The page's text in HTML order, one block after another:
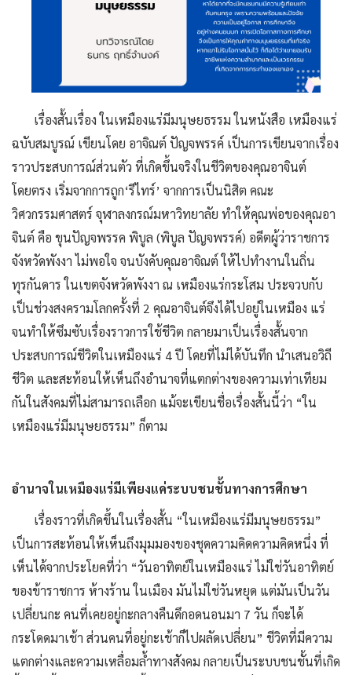
เรื่องสั้นเรื่อง ในเหมืองแร่มีมนุษยธรรม ในหนังสือ เหมืองแร่
ฉบับสมบูรณ์ เขียนโดย อาจิณต์ ปัญจพรรค์ เป็นการเขียนจากเรื่อง
ราวประสบการณ์ส่วนตัว ที่เกิดขึ้นจริงในชีวิตของคุณอาจินต์
โดยตรง เริ่มจากการถูก‘รีไทร์’ จากการเป็นนิสิต คณะ
วิศวกรรมศาสตร์ จุฬาลงกรณ์มหาวิทยาลัย ทำให้คุณพ่อของคุณอา
จินต์ คือ ขุนปัญจพรรค พิบูล (พิบูล ปัญจพรรค์) อดีตผู้ว่าราชการ
จังหวัดพังงา ไม่พอใจ จนบังคับคุณอาจิณต์ ให้ไปทำงานในถิ่น
ทุรกันดาร ในเขตจังหวัดพังงา ณ เหมืองแร่กระโสม ประจวบกับ
เป็นช่วงสงครามโลกครั้งที่ 2 คุณอาจินต์จึงได้ไปอยู่ในเหมือง แร่
จนทำให้ซึมซับเรื่องราวการใช้ชีวิต กลายมาเป็นเรื่องสั้นจาก
ประสบการณ์ชีวิตในเหมืองแร่ 4 ปี โดยที่ไม่ได้บันทึก นำเสนอวิถี
ชีวิต และสะท้อนให้เห็นถึงอำนาจที่แตกต่างของความเท่าเทียม
กันในสังคมที่ไม่สามารถเลือก แม้จะเขียนชื่อเรื่องสั้นนี้ว่า “ใน
เหมืองแร่มีมนุษยธรรม” ก็ตาม
อำนาจในเหมืองแร่มีเพียงแค่ระบบชนชั้นทางการศึกษา
เรื่องราวที่เกิดขึ้นในเรื่องสั้น “ในเหมืองแร่มีมนุษยธรรม”
เป็นการสะท้อนให้เห็นถึงมุมมองของชุดความคิดความคิดหนึ่ง ที่
เห็นได้จากประโยคที่ว่า “วันอาทิตย์ในเหมืองแร่ ไม่ใช่วันอาทิตย์
ของข้าราชการ ห้างร้าน ในเมือง มันไม่ใช่วันหยุด แต่มันเป็นวัน
เปลี่ยนกะ คนที่เคยอยู่กะกลางคืนดึกอดนอนมา 7 วัน ก็จะได้
กระโดดมาเช้า ส่วนคนที่อยู่กะเช้าก็ไปผลัดเปลี่ยน” ชีวิตที่มีความ
แตกต่างและความเหลื่อมล้ำทางสังคม กลายเป็นระบบชนชั้นที่เกิด